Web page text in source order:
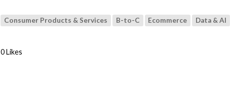
Consumer Products & Services B-to-C Ecommerce Data & AI
0 Likes